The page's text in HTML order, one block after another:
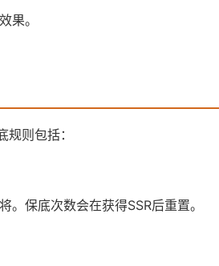
果。
则包括：
保底次数会在获得SSR后重置。